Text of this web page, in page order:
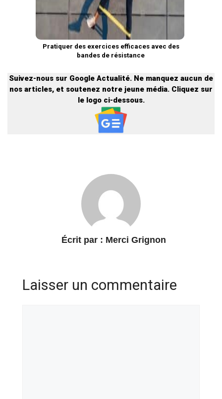
Pratiquer des exercices efficaces avec des
bandes de résistance
Suivez-nous sur Google Actualité. Ne manquez aucun de
nos articles, et soutenez notre jeune média. Cliquez sur
le logo ci-dessous.
Écrit par : Merci Grignon
Laisser un commentaire